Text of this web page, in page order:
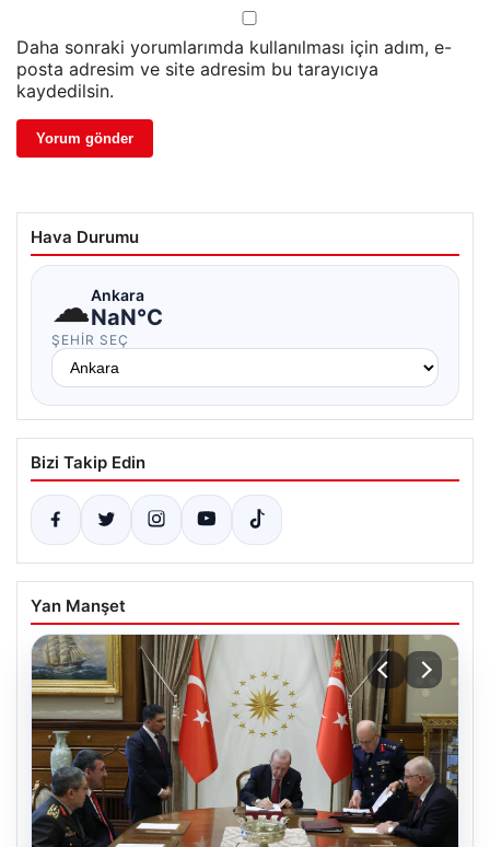
Daha sonraki yorumlarımda kullanılması için adım, e-
posta adresim ve site adresim bu tarayıcıya
kaydedilsin.
Hava Durumu
☁Ankara
NaN°C
ŞEHIR SEÇ
Bizi Takip Edin
Yan Manşet